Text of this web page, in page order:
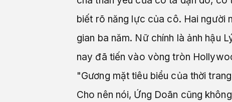
biết rõ năng lực của cô. Hai người
gian ba năm. Nữ chính là ảnh hậu
nay đã tiến vào vòng tròn
"Gương mặt tiêu biểu của thời
Cho nên nói, Ứng Doãn cũng